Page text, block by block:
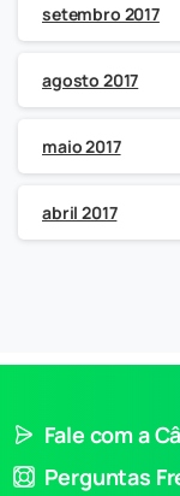
setembro 2017
agosto 2017
maio 2017
abril 2017
Fale com a
Perguntas